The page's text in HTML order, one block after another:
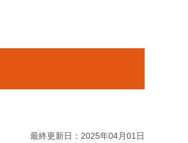
最終更新日：2025年04月01日